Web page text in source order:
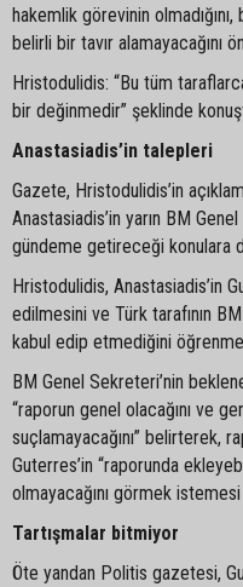
hakemlik görevinin
belirli bir tavır alamayacağını
Hristodulidis: “Bu tüm
bir değinmedir” şeklinde
Anastasiadis’in talepleri
Gazete, Hristodulidis’in
Anastasiadis’in yarın BM
gündeme getireceği konulara
Hristodulidis, Anastasiadis’in
edilmesini ve Türk tarafının
kabul edip etmediğini
BM Genel Sekreteri’nin
“raporun genel olacağını ve
suçlamayacağını” belirterek,
Guterres’in “raporunda
olmayacağını görmek
Tartışmalar bitmiyor
Öte yandan Politis gazetesi,